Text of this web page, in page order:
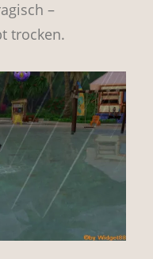
–
trocken.